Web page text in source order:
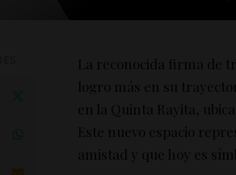
La reconocida firma de
logro más en su
en la Quinta Rayita,
Este nuevo espacio
amistad y que hoy es